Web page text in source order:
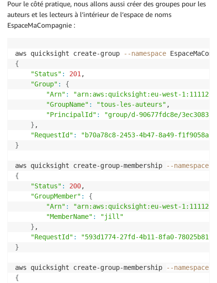
Pour le côté pratique, nous allons aussi créer des groupes pour les
auteurs et les lecteurs à l’intérieur de l’espace de noms
EspaceMaCompagnie :
aws quicksight create-group --namespace
{
"Status" : 201 ,
"Group" :
{
"Arn" :
"arn:aws:quicksight:eu-west-
"GroupName" : "tous-les-auteurs" ,
"PrincipalId" :
"group/d-90677fdc8e/
} ,
"RequestId" :
"b70a78c8-2453-4b47-8a49-
}
aws quicksight create-group-membership --namespace
{
"Status" : 200,
"GroupMember" :
{
"Arn" :
"arn:aws:quicksight:eu-west-
"MemberName" :
"jill"
} ,
"RequestId" :
"593d1774-27fd-4b11-8fa0-
}
aws quicksight create-group-membership --namespace
{